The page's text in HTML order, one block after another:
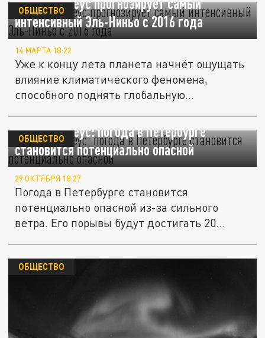
интенсивный Эль-Ниньо с 2016 года
ОБЩЕСТВО
14 МАРТА 18:22
Уже к концу лета планета начнёт ощущать
влияние климатического феномена,
способного поднять глобальную...
Синоптик Леус: погода в Петербурге
становится потенциально опасной
ОБЩЕСТВО
29 ОКТЯБРЯ 18:27
Погода в Петербурге становится
потенциально опасной из-за сильного
ветра. Его порывы будут достигать 20
ОБЩЕСТВО